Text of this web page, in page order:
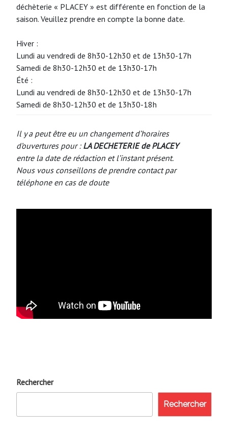
déchèterie « PLACEY » est différente en fonction de la
saison. Veuillez prendre en compte la bonne date.
Hiver :
Lundi au vendredi de 8h30-12h30 et de 13h30-17h
Samedi de 8h30-12h30 et de 13h30-17h
Été :
Lundi au vendredi de 8h30-12h30 et de 13h30-17h
Samedi de 8h30-12h30 et de 13h30-18h
Il y a peut être eu un changement d’horaires
d’ouvertures pour : LA DECHETERIE de PLACEY
entre la date de rédaction et l’instant présent.
Nous vous conseillons de prendre contact par
téléphone en cas de doute
Rechercher
Rechercher